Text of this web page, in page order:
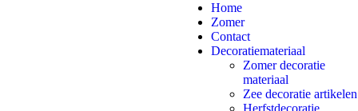
Home
Zomer
Contact
Decoratiemateriaal
Zomer decoratie
materiaal
Zee decoratie artikelen
Herfstdecoratie